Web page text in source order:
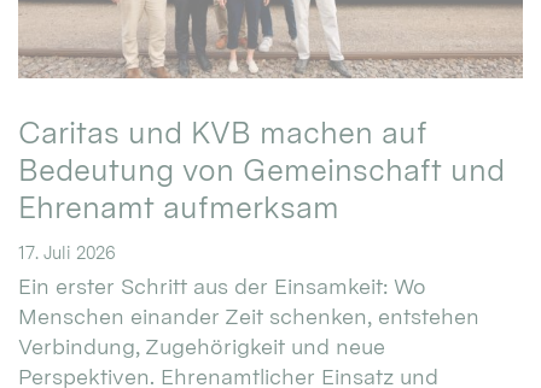
Caritas und KVB machen auf
Bedeutung von Gemeinschaft und
Ehrenamt aufmerksam
17. Juli 2026
Ein erster Schritt aus der Einsamkeit: Wo
Menschen einander Zeit schenken, entstehen
Verbindung, Zugehörigkeit und neue
Perspektiven. Ehrenamtlicher Einsatz und